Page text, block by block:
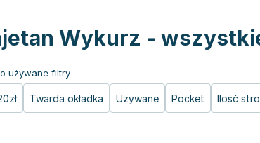
Wykurz -
używane filtry
Twarda okładka Używane Pocket Ilość